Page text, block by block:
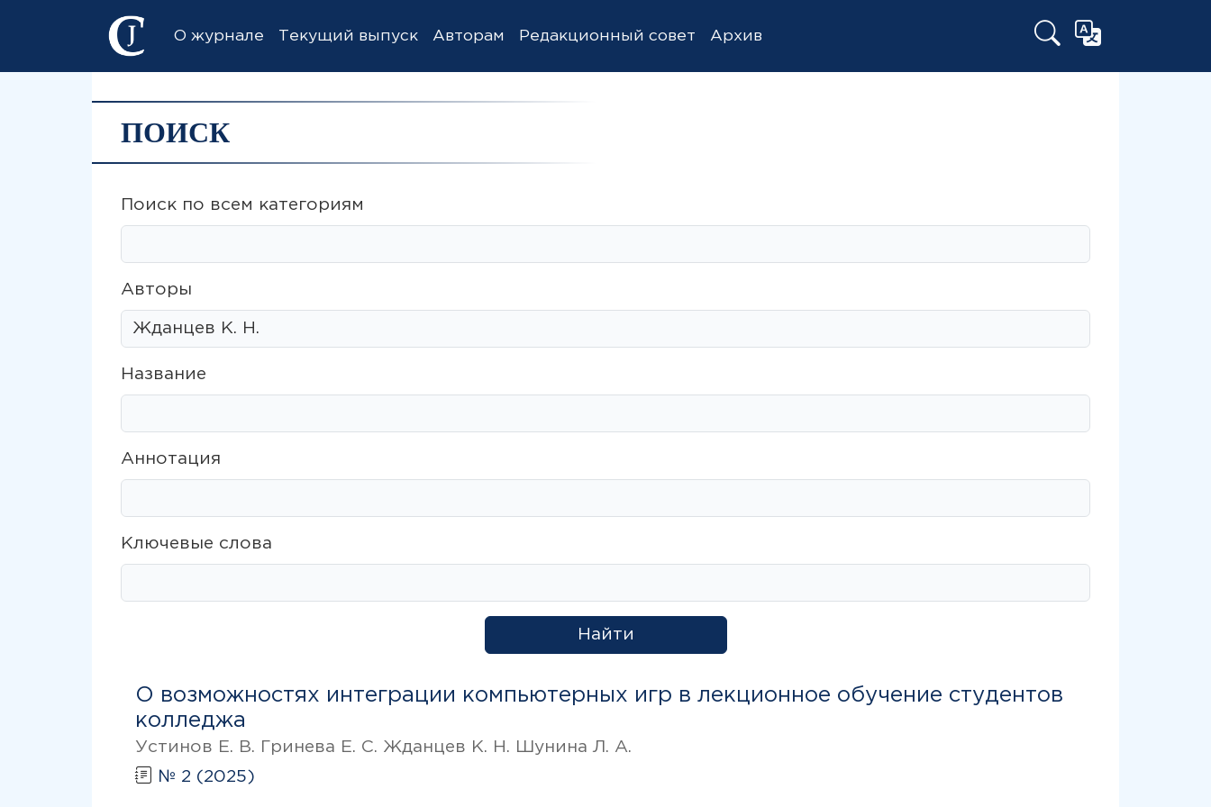
О журнале Текущий выпуск Авторам Редакционный совет Архив
ПОИСК
Поиск по всем категориям
Авторы
Название
Аннотация
Ключевые слова
Найти
О возможностях интеграции компьютерных игр в лекционное обучение студентов
колледжа
Устинов Е. В. Гринева Е. С. Жданцев К. Н. Шунина Л. А.
№ 2 (2025)